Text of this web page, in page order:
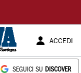
ACCEDI
SEGUICI SU DISCOVER